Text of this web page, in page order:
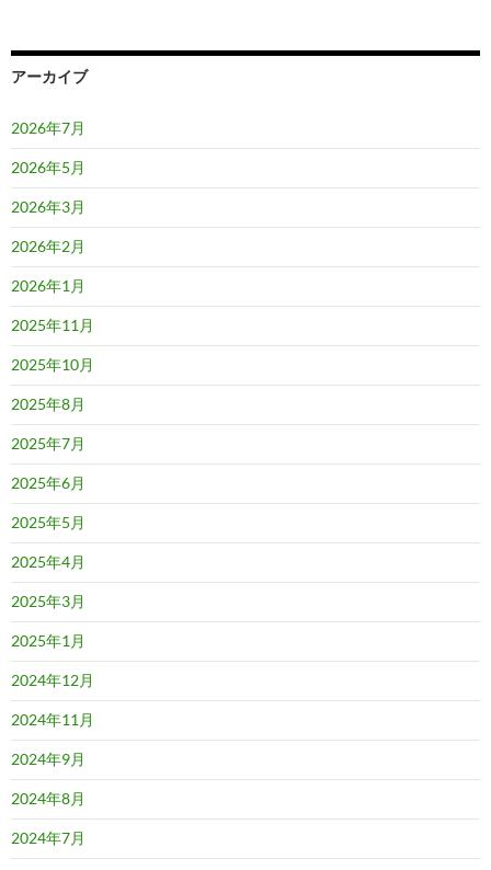
アーカイブ
2026年7月
2026年5月
2026年3月
2026年2月
2026年1月
2025年11月
2025年10月
2025年8月
2025年7月
2025年6月
2025年5月
2025年4月
2025年3月
2025年1月
2024年12月
2024年11月
2024年9月
2024年8月
2024年7月